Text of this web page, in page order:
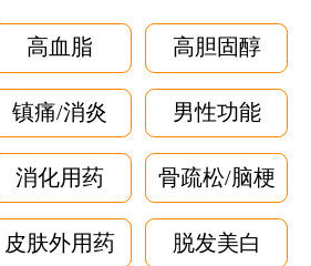
高血脂 高胆固醇
镇痛/消炎 男性功能
消化用药 骨疏松/脑梗
皮肤外用药 脱发美白